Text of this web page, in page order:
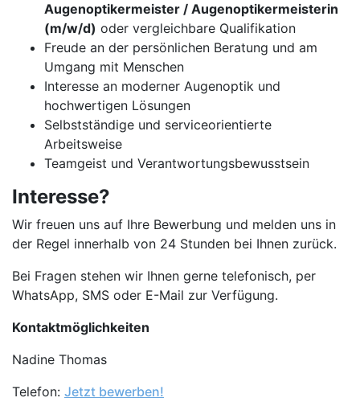
Augenoptikermeister / Augenoptikermeisterin
(m/w/d) oder vergleichbare Qualifikation
Freude an der persönlichen Beratung und am
Umgang mit Menschen
Interesse an moderner Augenoptik und
hochwertigen Lösungen
Selbstständige und serviceorientierte
Arbeitsweise
Teamgeist und Verantwortungsbewusstsein
Interesse?
Wir freuen uns auf Ihre Bewerbung und melden uns in
der Regel innerhalb von 24 Stunden bei Ihnen zurück.
Bei Fragen stehen wir Ihnen gerne telefonisch, per
WhatsApp, SMS oder E-Mail zur Verfügung.
Kontaktmöglichkeiten
Nadine Thomas
Telefon: Jetzt bewerben!